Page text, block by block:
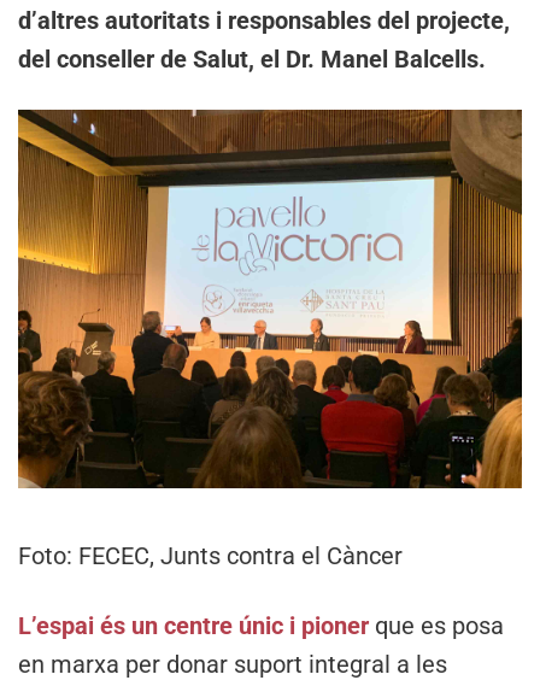
d’altres autoritats i responsables del projecte,
del conseller de Salut, el Dr. Manel Balcells.
Foto: FECEC, Junts contra el Càncer
L’espai és un centre únic i pioner que es posa
en marxa per donar suport integral a les